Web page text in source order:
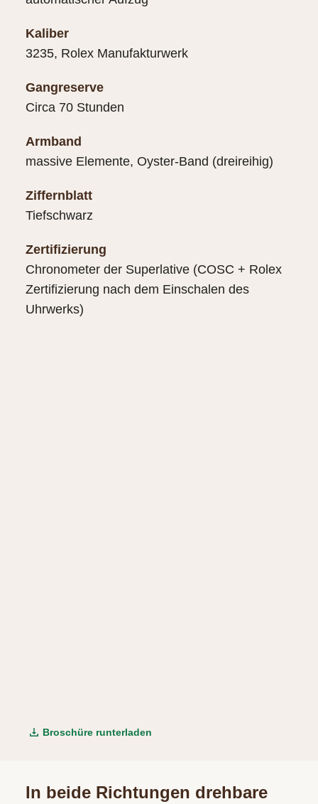
Kaliber
3235, Rolex Manufakturwerk
Gangreserve
Circa 70 Stunden
Armband
massive Elemente, Oyster-Band (dreireihig)
Ziffernblatt
Tiefschwarz
Zertifizierung
Chronometer der Superlative (COSC + Rolex
Zertifizierung nach dem Einschalen des
Uhrwerks)
Broschüre runterladen
In beide Richtungen drehbare